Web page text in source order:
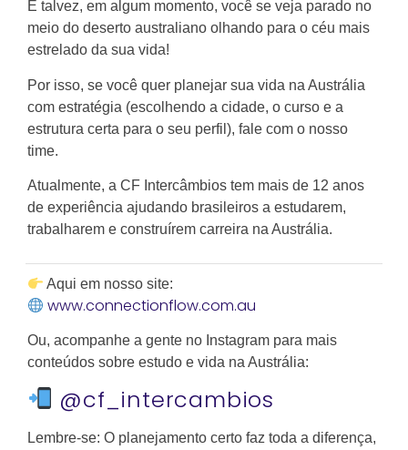
E talvez, em algum momento, você se veja parado no
meio do deserto australiano olhando para o céu mais
estrelado da sua vida!
Por isso, se você quer planejar sua vida na Austrália
com estratégia (escolhendo a cidade, o curso e a
estrutura certa para o seu perfil), fale com o nosso
time.
Atualmente, a CF Intercâmbios tem mais de 12 anos
de experiência ajudando brasileiros a estudarem,
trabalharem e construírem carreira na Austrália.
Aqui em nosso site:
www.connectionflow.com.au
Ou, acompanhe a gente no Instagram para mais
conteúdos sobre estudo e vida na Austrália:
@cf_intercambios
Lembre-se: O planejamento certo faz toda a diferença,